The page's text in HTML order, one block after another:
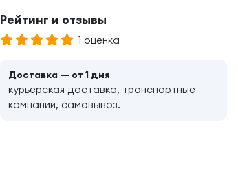
Рейтинг и отзывы
1 оценка
Доставка — от 1 дня
курьерская доставка, транспортные
компании, самовывоз.